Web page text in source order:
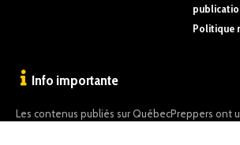
Politique
Info importante
Les contenus publiés sur QuébecPreppers ont